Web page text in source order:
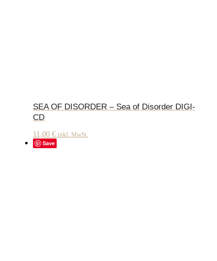
SEA OF DISORDER – Sea of Disorder DIGI-
CD
11,00 € inkl. MwSt.
Save